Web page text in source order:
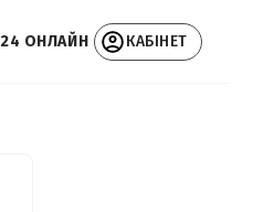
24 ОНЛАЙН КАБІНЕТ